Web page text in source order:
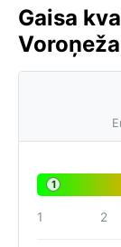
Gaisa
1
1 2